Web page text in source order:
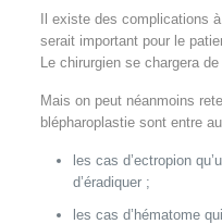
Il existe des complications
serait important pour le
Le chirurgien se chargera
Mais on peut néanmoins
blépharoplastie sont entre
les cas d’ectropion
d’éradiquer ;
les cas d’hématome